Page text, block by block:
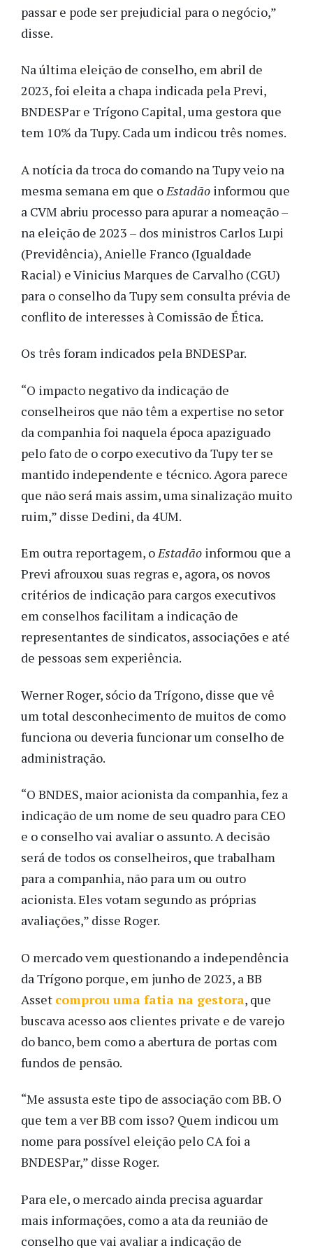
passar e pode ser prejudicial para o negócio,”
disse.
Na última eleição de conselho, em abril de
2023, foi eleita a chapa indicada pela Previ,
BNDESPar e Trígono Capital, uma gestora que
tem 10% da Tupy. Cada um indicou três nomes.
A notícia da troca do comando na Tupy veio na
mesma semana em que o Estadão informou que
a CVM abriu processo para apurar a nomeação –
na eleição de 2023 – dos ministros Carlos Lupi
(Previdência), Anielle Franco (Igualdade
Racial) e Vinicius Marques de Carvalho (CGU)
para o conselho da Tupy sem consulta prévia de
conflito de interesses à Comissão de Ética.
Os três foram indicados pela BNDESPar.
“O impacto negativo da indicação de
conselheiros que não têm a expertise no setor
da companhia foi naquela época apaziguado
pelo fato de o corpo executivo da Tupy ter se
mantido independente e técnico. Agora parece
que não será mais assim, uma sinalização muito
ruim,” disse Dedini, da 4UM.
Em outra reportagem, oEstadão informou que a
Previ afrouxou suas regras e, agora, os novos
critérios de indicação para cargos executivos
em conselhos facilitam a indicação de
representantes de sindicatos, associações e até
de pessoas sem experiência.
Werner Roger, sócio da Trígono, disse que vê
um total desconhecimento de muitos de como
funciona ou deveria funcionar um conselho de
administração.
“O BNDES, maior acionista da companhia, fez a
indicação de um nome de seu quadro para CEO
e o conselho vai avaliar o assunto. A decisão
será de todos os conselheiros, que trabalham
para a companhia, não para um ou outro
acionista. Eles votam segundo as próprias
avaliações,” disse Roger.
O mercado vem questionando a independência
da Trígono porque, em junho de 2023, a BB
Asset comprou uma fatia na gestora, que
buscava acesso aos clientes private e de varejo
do banco, bem como a abertura de portas com
fundos de pensão.
“Me assusta este tipo de associação com BB. O
que tem a ver BB com isso? Quem indicou um
nome para possível eleição pelo CA foi a
BNDESPar,” disse Roger.
Para ele, o mercado ainda precisa aguardar
mais informações, como a ata da reunião de
conselho que vai avaliar a indicação de